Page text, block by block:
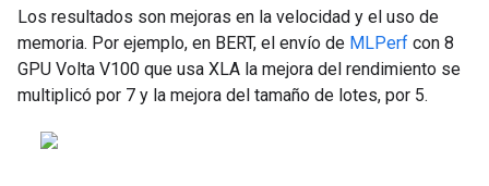
Los resultados son mejoras en la velocidad y el uso de
memoria. Por ejemplo, en BERT, el envío de MLPerf con 8
GPU Volta V100 que usa XLA la mejora del rendimiento se
multiplicó por 7 y la mejora del tamaño de lotes, por 5.